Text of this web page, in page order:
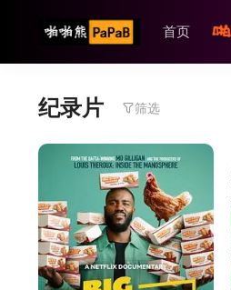
首页
纪录片 筛选